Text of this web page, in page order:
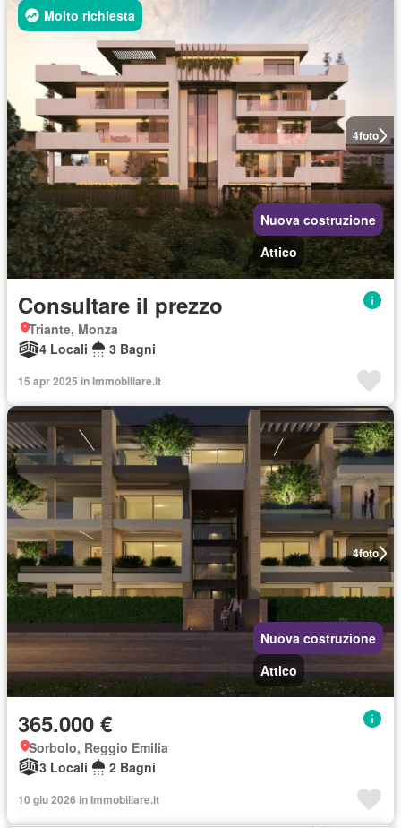
4foto
Molto richiesta
Nuova costruzione
Attico
Consultare il prezzo
Triante, Monza
4 Locali
3 Bagni
15 apr 2025 in Immobiliare.it
4foto
Nuova costruzione
Attico
365.000 €
Sorbolo, Reggio Emilia
3 Locali
2 Bagni
10 giu 2026 in Immobiliare.it